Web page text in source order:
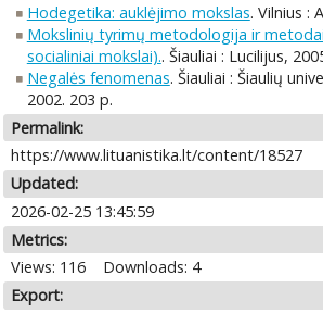
Hodegetika: auklėjimo mokslas. Vilnius :
Mokslinių tyrimų metodologija ir
socialiniai mokslai).. Šiauliai : Lucilijus,
Negalės fenomenas. Šiauliai : Šiaulių
2002. 203 p.
Permalink:
https://www.lituanistika.lt/content/18527
Updated:
2026-02-25 13:45:59
Metrics:
Views: 116
Downloads: 4
Export: